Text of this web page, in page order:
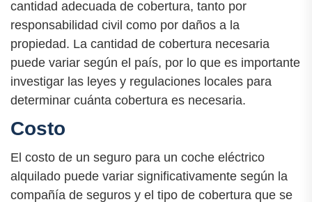
cantidad adecuada de cobertura, tanto por
responsabilidad civil como por daños a la
propiedad. La cantidad de cobertura necesaria
puede variar según el país, por lo que es importante
investigar las leyes y regulaciones locales para
determinar cuánta cobertura es necesaria.
Costo
El costo de un seguro para un coche eléctrico
alquilado puede variar significativamente según la
compañía de seguros y el tipo de cobertura que se